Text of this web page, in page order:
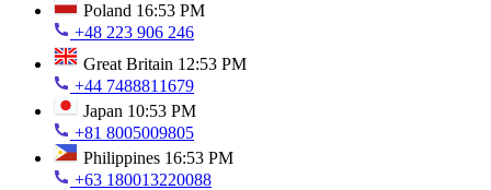
Poland 16:53 PM
+48 223 906 246
Great Britain 12:53 PM
+44 7488811679
Japan 10:53 PM
+81 8005009805
Philippines 16:53 PM
+63 180013220088